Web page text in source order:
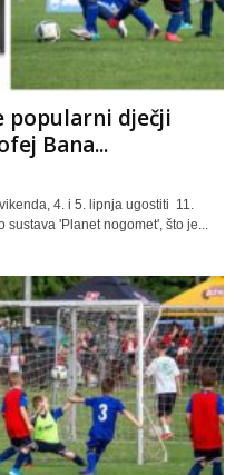
popularni dječji
Bana...
4. i 5. lipnja ugostiti 11.
'Planet nogomet', što je...